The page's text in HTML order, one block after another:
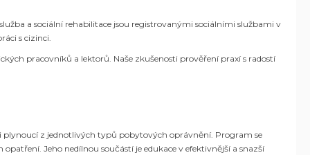
a sociální rehabilitace jsou registrovanými sociálními službami v
s cizinci.
pracovníků a lektorů. Naše zkušenosti prověření praxí s radostí
plynoucí z jednotlivých typů pobytových oprávnění. Program se
Jeho nedílnou součástí je edukace v efektivnější a snazší